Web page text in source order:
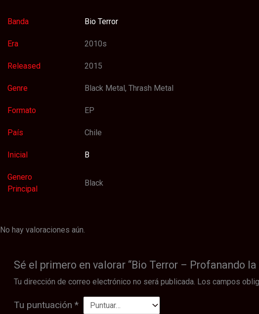
Banda Bio Terror
Era 2010s
Released 2015
Genre Black Metal, Thrash Metal
Formato EP
País Chile
Inicial B
Genero
Principal
Black
No hay valoraciones aún.
Sé el primero en valorar “Bio Terror – Profanando
Tu dirección de correo electrónico no será publicada. Los campos
Tu puntuación *